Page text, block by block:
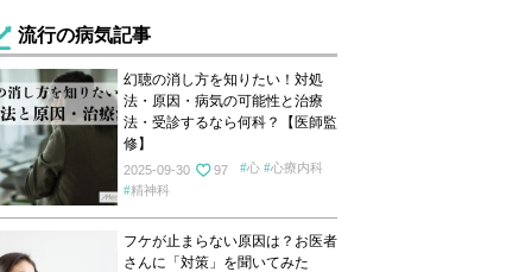
流行の病気記事
幻聴の消し方を知りたい！対処
法・原因・病気の可能性と治療
法・受診するなら何科？【医師監
修】
2025-09-30 97 心
心療内科
精神科
フケが止まらない原因は？お医者
さんに「対策」を聞いてみた